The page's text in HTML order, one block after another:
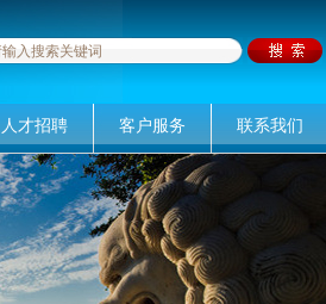
人才招聘 客户服务 联系我们